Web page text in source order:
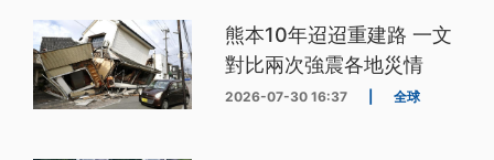
熊本10年迢迢重建路 一文
對比兩次強震各地災情
2026-07-30 16:37 全球